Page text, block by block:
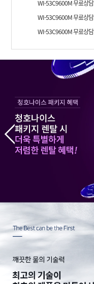
WI-53C9600M 무료상담
WI-53C9600M 무료상담
WI-53C9600M 무료상담